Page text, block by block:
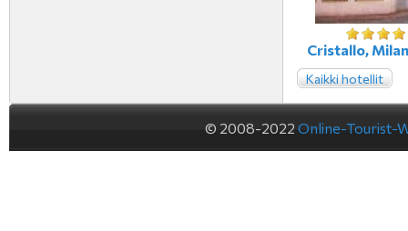
Cristallo,
Kaikki hotellit
© 2008-2022 Online-Tourist-